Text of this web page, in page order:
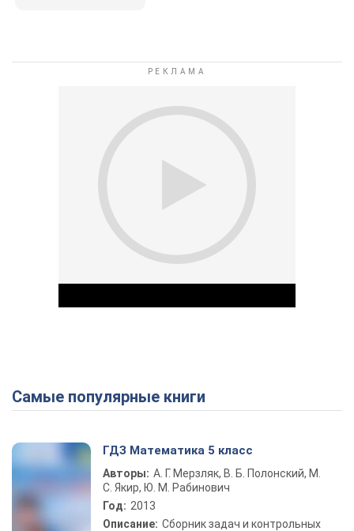
Play Video
Самые популярные книги
ГДЗ Математика 5 класс
Авторы: А. Г. Мерзляк, В. Б. Полонский, М.
С. Якир, Ю. М. Рабинович
Год: 2013
Описание: Сборник задач и контрольных